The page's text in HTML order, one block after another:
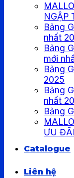
NGẬP
Bảng
nhất
Bảng
mới
Bảng
2025
Bảng
nhất
Bảng
ƯU ĐÃI
Catalogue
Liên hệ